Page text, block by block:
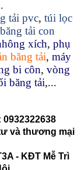
tải pvc, túi lọc
băng tải con
xích, phụ
băng tải, máy
bi côn, vòng
băng tải,...
0932322638
và thương mại
- KĐT Mễ Trì